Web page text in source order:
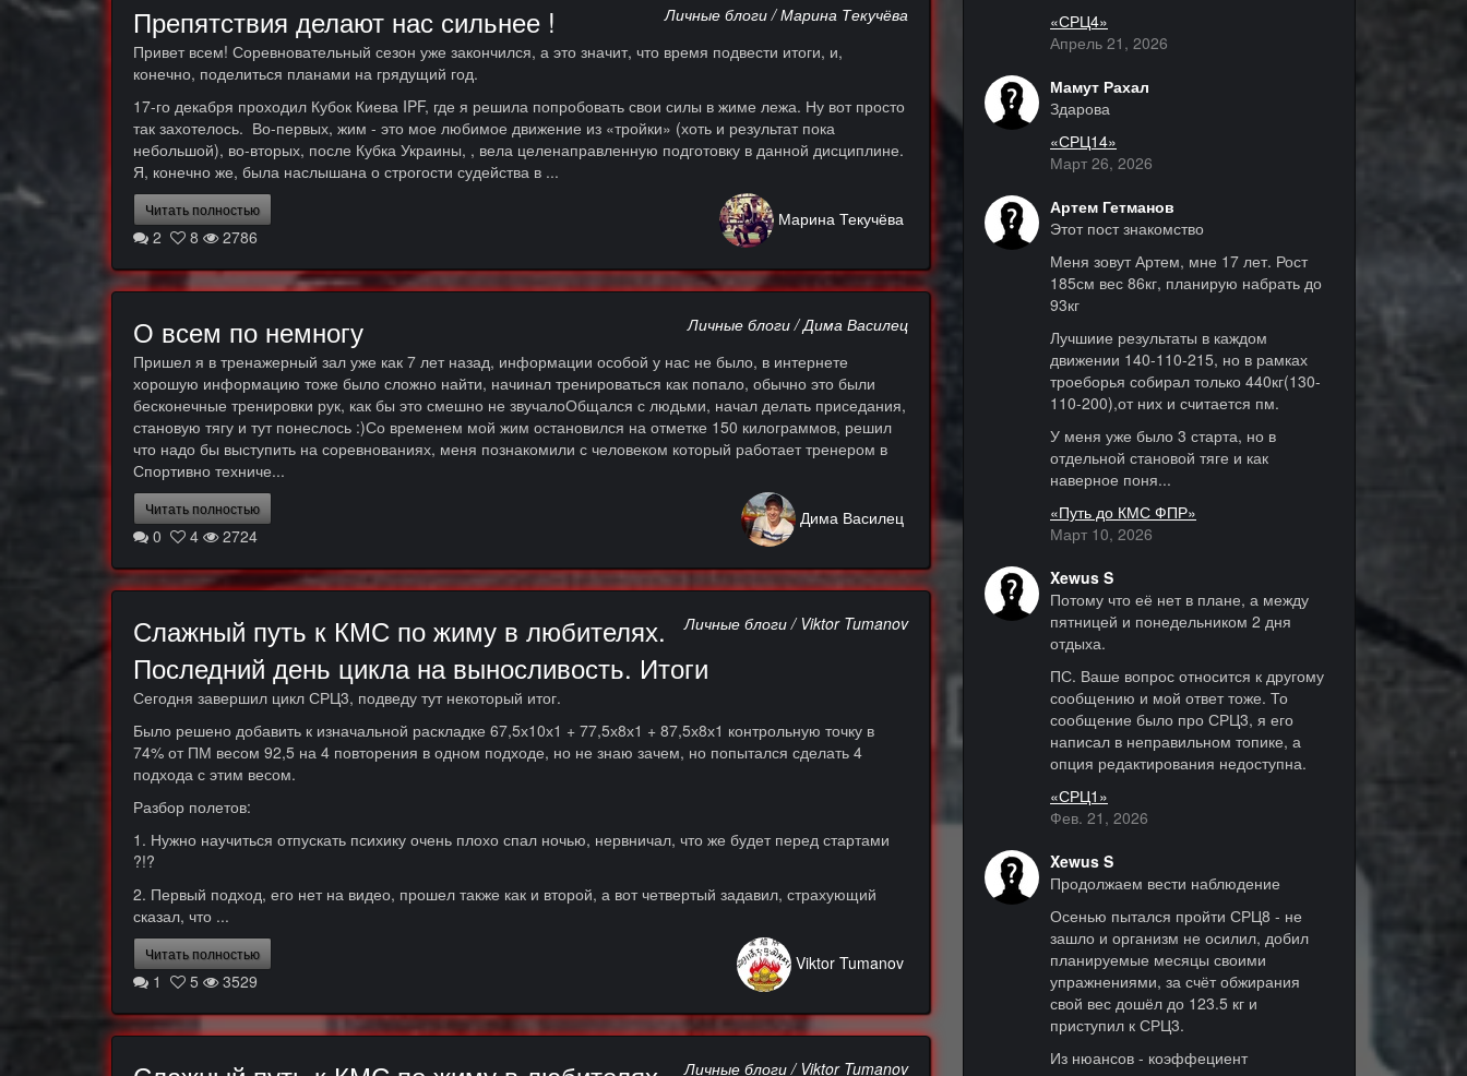
Личные блоги / Марина Текучёва
Препятствия делают нас сильнее !
Привет всем! Соревновательный сезон уже закончился, а это значит, что время подвести итоги, и,
конечно, поделиться планами на грядущий год.
17-го декабря проходил Кубок Киева IPF, где я решила попробовать свои силы в жиме лежа. Ну вот просто
так захотелось. Во-первых, жим - это мое любимое движение из «тройки» (хоть и результат пока
небольшой), во-вторых, после Кубка Украины, , вела целенаправленную подготовку в данной дисциплине.
Я, конечно же, была наслышана о строгости судейства в ...
Читать полностью
2 8 2786
Марина Текучёва
Личные блоги / Дима Василец
О всем по немногу
Пришел я в тренажерный зал уже как 7 лет назад, информации особой у нас не было, в интернете
хорошую информацию тоже было сложно найти, начинал тренироваться как попало, обычно это были
бесконечные тренировки рук, как бы это смешно не звучалоОбщался с людьми, начал делать приседания,
становую тягу и тут понеслось :)Со временем мой жим остановился на отметке 150 килограммов, решил
что надо бы выступить на соревнованиях, меня познакомили с человеком который работает тренером в
Спортивно техниче...
Читать полностью
0 4 2724
Дима Василец
Личные блоги / Viktor Tumanov
Слажный путь к КМС по жиму в любителях.
Последний день цикла на выносливость. Итоги
Сегодня завершил цикл СРЦ3, подведу тут некоторый итог.
Было решено добавить к изначальной раскладке 67,5х10х1 + 77,5х8х1 + 87,5х8х1 контрольную точку в
74% от ПМ весом 92,5 на 4 повторения в одном подходе, но не знаю зачем, но попытался сделать 4
подхода с этим весом.
Разбор полетов:
1. Нужно научиться отпускать психику очень плохо спал ночью, нервничал, что же будет перед стартами
?!?
2. Первый подход, его нет на видео, прошел также как и второй, а вот четвертый задавил, страхующий
сказал, что ...
Читать полностью
1 5 3529
Viktor Tumanov
Личные блоги / Viktor Tumanov
«СРЦ4»
Апрель 21, 2026
Мамут Рахал
Здарова
«СРЦ14»
Март 26, 2026
Артем Гетманов
Этот пост знакомство
Меня зовут Артем, мне 17 лет. Рост
185см вес 86кг, планирую набрать до
93кг
Лучшиие результаты в каждом
движении 140-110-215, но в рамках
троеборья собирал только 440кг(130-
110-200),от них и считается пм.
У меня уже было 3 старта, но в
отдельной становой тяге и как
наверное поня...
«Путь до КМС ФПР»
Март 10, 2026
Xewus S
Потому что её нет в плане, а между
пятницей и понедельником 2 дня
отдыха.
ПС. Ваше вопрос относится к другому
сообщению и мой ответ тоже. То
сообщение было про СРЦ3, я его
написал в неправильном топике, а
опция редактирования недоступна.
«СРЦ1»
Фев. 21, 2026
Xewus S
Продолжаем вести наблюдение
Осенью пытался пройти СРЦ8 - не
зашло и организм не осилил, добил
планируемые месяцы своими
упражнениями, за счёт обжирания
свой вес дошёл до 123.5 кг и
приступил к СРЦ3.
Из нюансов - коэффециент